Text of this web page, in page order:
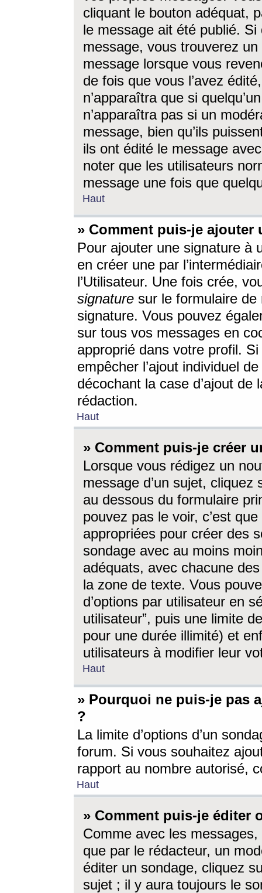
cliquant le bouton adéquat,
le message ait été publié. Si
message, vous trouverez
message lorsque vous
de fois que vous l’avez
n’apparaîtra que si
n’apparaîtra pas si un
message, bien qu’ils
ils ont édité le message
noter que les utilisateurs
message une fois que
Haut
» Comment puis-je ajouter
Pour ajouter une signature à
en créer une par
l’Utilisateur. Une fois crée,
signature sur le formulaire de
signature. Vous pouvez
sur tous vos messages en
approprié dans votre profil.
empêcher l’ajout individuel
décochant la case d’ajout
rédaction.
Haut
» Comment puis-je créer
Lorsque vous rédigez un
message d’un sujet, cliquez
au dessous du formulaire
pouvez pas le voir, c’est
appropriées pour créer des
sondage avec au moins
adéquats, avec chacune
la zone de texte. Vous
d’options par utilisateur en
utilisateur”, puis une limite
pour une durée illimité) et
utilisateurs à modifier leur
Haut
» Pourquoi ne puis-je pas
?
La limite d’options d’un
forum. Si vous souhaitez
rapport au nombre autorisé,
Haut
» Comment puis-je éditer
Comme avec les
que par le rédacteur, un
éditer un sondage, cliquez
sujet ; il y aura toujours le